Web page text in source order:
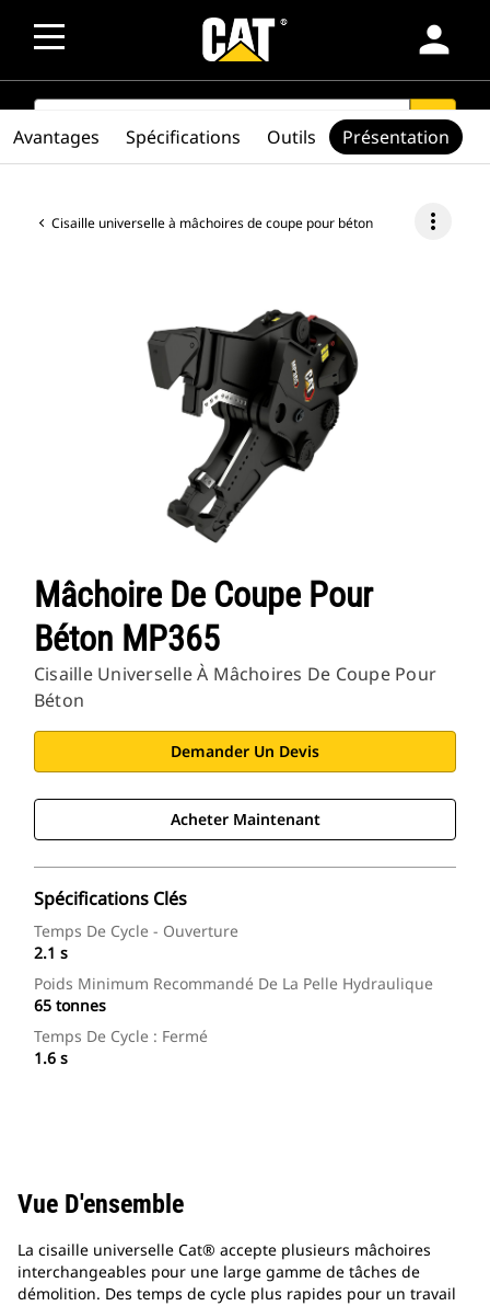
person
SEARCH search
Cisaille universelle à mâchoires de coupe pour béton more_vert
Mâchoire De Coupe Pour
Béton MP365
Cisaille Universelle À Mâchoires De Coupe Pour
Béton
Demander Un Devis
Acheter Maintenant
Spécifications Clés
Temps De Cycle - Ouverture
2.1 s
Poids Minimum Recommandé De La Pelle Hydraulique
65 tonnes
Temps De Cycle : Fermé
1.6 s
Avantages Spécifications Outils Présentation
Vue D'ensemble
La cisaille universelle Cat® accepte plusieurs mâchoires
interchangeables pour une large gamme de tâches de
démolition. Des temps de cycle plus rapides pour un travail